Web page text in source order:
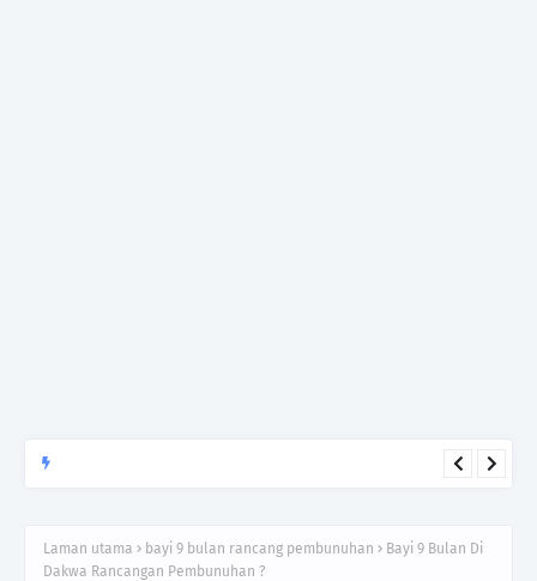
Jadi, jangan ajar orang sedang sedih cara untuk bersedih.
Laman utama bayi 9 bulan rancang pembunuhan
Bayi 9 Bulan Di
Dakwa Rancangan Pembunuhan ?